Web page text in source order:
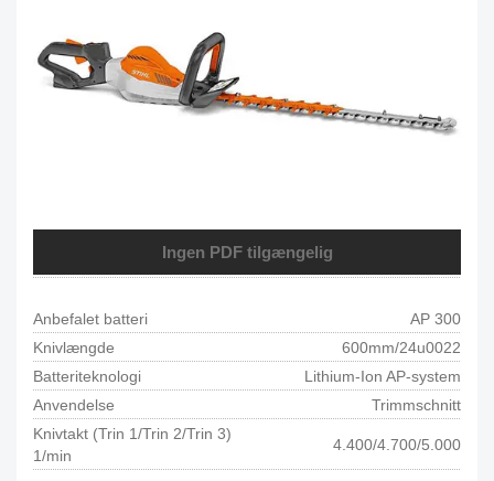
Ingen PDF tilgængelig
Anbefalet batteri
AP 300
Knivlængde
600mm/24u0022
Batteriteknologi
Lithium-Ion AP-system
Anvendelse
Trimmschnitt
Knivtakt (Trin 1/Trin 2/Trin 3)
1/min
4.400/4.700/5.000